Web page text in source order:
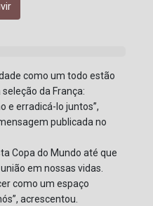
como um todo estão
da França:
e erradicá-lo juntos”,
publicada no
Copa do Mundo até que
em nossas vidas.
como um espaço
acrescentou.